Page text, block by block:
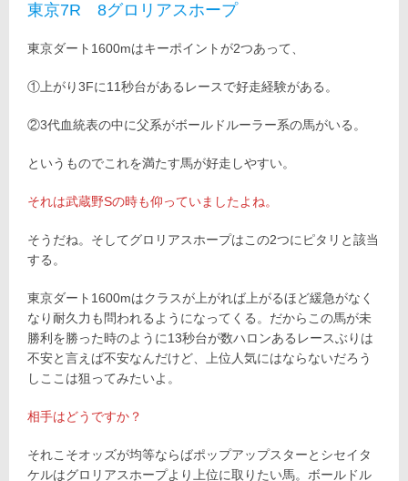
東京7R 8グロリアスホープ
東京ダート1600mはキーポイントが2つあって、
①上がり3Fに11秒台があるレースで好走経験がある。
②3代血統表の中に父系がボールドルーラー系の馬がいる。
というものでこれを満たす馬が好走しやすい。
それは武蔵野Sの時も仰っていましたよね。
そうだね。そしてグロリアスホープはこの2つにピタリと該当
する。
東京ダート1600mはクラスが上がれば上がるほど緩急がなく
なり耐久力も問われるようになってくる。だからこの馬が未
勝利を勝った時のように13秒台が数ハロンあるレースぶりは
不安と言えば不安なんだけど、上位人気にはならないだろう
しここは狙ってみたいよ。
相手はどうですか？
それこそオッズが均等ならばポップアップスターとシセイタ
ケルはグロリアスホープより上位に取りたい馬。ボールドル